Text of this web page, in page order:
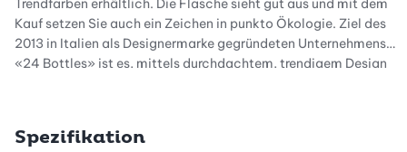
Trendfarben erhältlich. Die Flasche sieht gut aus und mit dem
Kauf setzen Sie auch ein Zeichen in punkto Ökologie. Ziel des
2013 in Italien als Designermarke gegründeten Unternehmens
«24 Bottles» ist es, mittels durchdachtem, trendigem Design
Bottles Trinkflasche Urban ist extrem leicht und daher die
Spezifikation